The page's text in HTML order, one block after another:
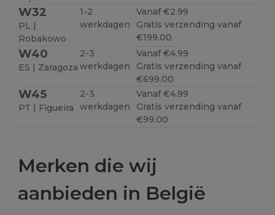
W32
PL |
Robakowo
1-2
werkdagen
Vanaf €2.99
Gratis verzending vanaf
€199.00
W40
ES | Zaragoza
2-3
werkdagen
Vanaf €4.99
Gratis verzending vanaf
€699.00
W45
PT | Figueira
2-3
werkdagen
Vanaf €4.99
Gratis verzending vanaf
€99.00
Merken die wij
aanbieden in België